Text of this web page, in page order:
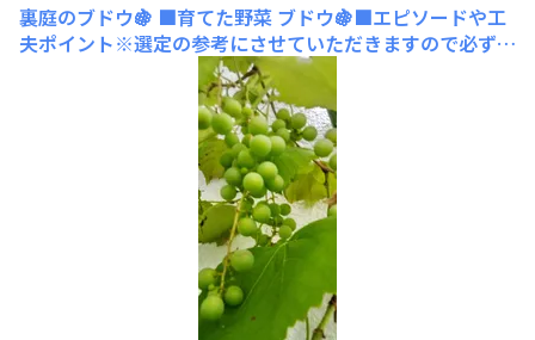
裏庭のブドウ🍇 ■育てた野菜 ブドウ🍇■エピソードや工
夫ポイント※選定の参考にさせていただきますので必ずご
入力ください ■使用した商品名（商品タグでどの商品か
わからない場合はこちらに商品名を入力してください）オ
ルトランDX、マグアンプ裏庭で育てています。😌🌸💕今
年は結構実を付けてくれました。自然